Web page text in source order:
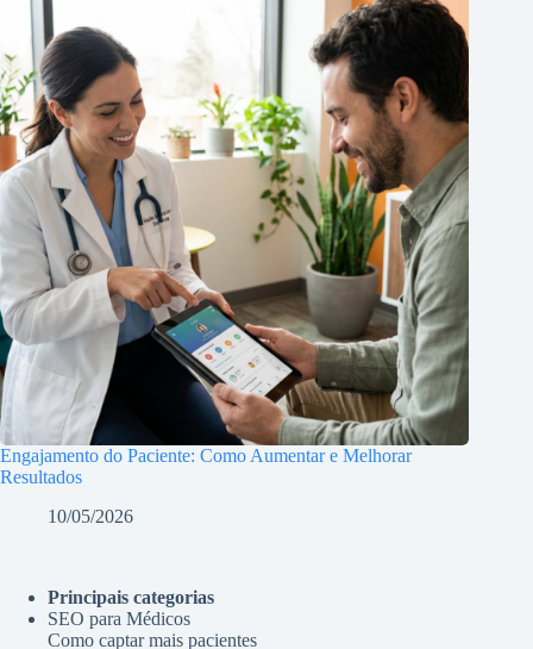
Engajamento do Paciente: Como Aumentar e Melhorar
Resultados
10/05/2026
Principais categorias
SEO para Médicos
Como captar mais pacientes